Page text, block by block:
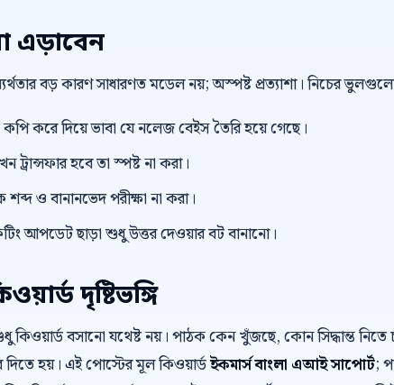
এড়াবেন
বড় কারণ সাধারণত মডেল নয়; অস্পষ্ট প্রত্যাশা। নিচের
করে দিয়ে ভাবা যে নলেজ বেইস তৈরি হয়ে গেছে।
ট্রান্সফার হবে তা স্পষ্ট না করা।
ও বানানভেদ পরীক্ষা না করা।
আপডেট ছাড়া শুধু উত্তর দেওয়ার বট বানানো।
দৃষ্টিভঙ্গি
কিওয়ার্ড বসানো যথেষ্ট নয়। পাঠক কেন খুঁজছে, কোন সিদ্ধান্ত
হয়। এই পোস্টের মূল কিওয়ার্ডইকমার্স বাংলা এআই সাপোর্ট;